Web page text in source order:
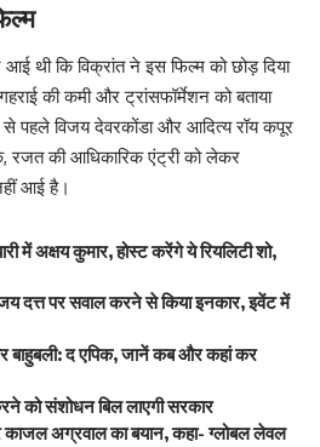
थी कि विक्रांत ने इस फिल्म को छोड़ दिया
की कमी और ट्रांसफॉर्मेशन को बताया
पहले विजय देवरकोंडा और आदित्य रॉय कपूर
रजत की आधिकारिक एंट्री को लेकर
आई है।
में अक्षय कुमार, होस्ट करेंगे ये रियलिटी शो,
दत्त पर सवाल करने से किया इनकार, इवेंट में
बाहुबली: द एपिक, जानें कब और कहां कर
को संशोधन बिल लाएगी सरकार
काजल अग्रवाल का बयान, कहा- ग्लोबल लेवल